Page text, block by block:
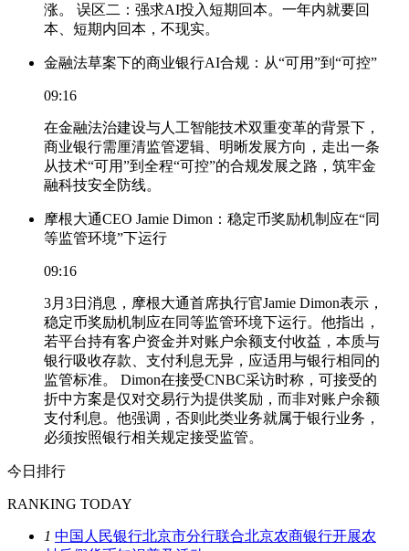
涨。 误区二：强求AI投入短期回本。一年内就要回
本、短期内回本，不现实。
金融法草案下的商业银行AI合规：从“可用”到“可控”
09:16
在金融法治建设与人工智能技术双重变革的背景下，
商业银行需厘清监管逻辑、明晰发展方向，走出一条
从技术“可用”到全程“可控”的合规发展之路，筑牢金
融科技安全防线。
摩根大通CEO Jamie Dimon：稳定币奖励机制应在“同
等监管环境”下运行
09:16
3月3日消息，摩根大通首席执行官Jamie Dimon表示，
稳定币奖励机制应在同等监管环境下运行。他指出，
若平台持有客户资金并对账户余额支付收益，本质与
银行吸收存款、支付利息无异，应适用与银行相同的
监管标准。 Dimon在接受CNBC采访时称，可接受的
折中方案是仅对交易行为提供奖励，而非对账户余额
支付利息。他强调，否则此类业务就属于银行业务，
必须按照银行相关规定接受监管。
今日排行
RANKING TODAY
1 中国人民银行北京市分行联合北京农商银行开展农